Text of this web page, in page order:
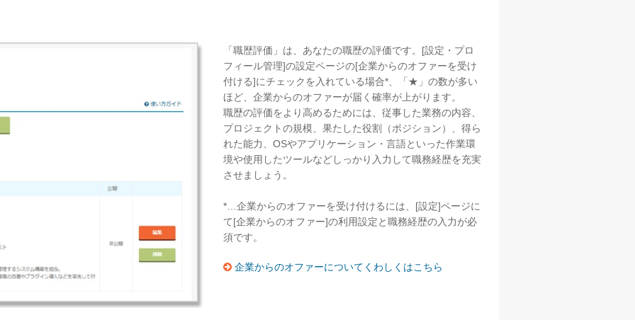
「職歴評価」は、あなたの職歴の評価です。[設定・プロ
フィール管理]の設定ページの[企業からのオファーを受け
付ける]にチェックを入れている場合*、「★」の数が多い
ほど、企業からのオファーが届く確率が上がります。
職歴の評価をより高めるためには、従事した業務の内容、
プロジェクトの規模、果たした役割（ポジション）、得ら
れた能力、OSやアプリケーション・言語といった作業環
境や使用したツールなどしっかり入力して職務経歴を充実
させましょう。
*…企業からのオファーを受け付けるには、[設定]ページに
て[企業からのオファー]の利用設定と職務経歴の入力が必
須です。
企業からのオファーについてくわしくはこちら